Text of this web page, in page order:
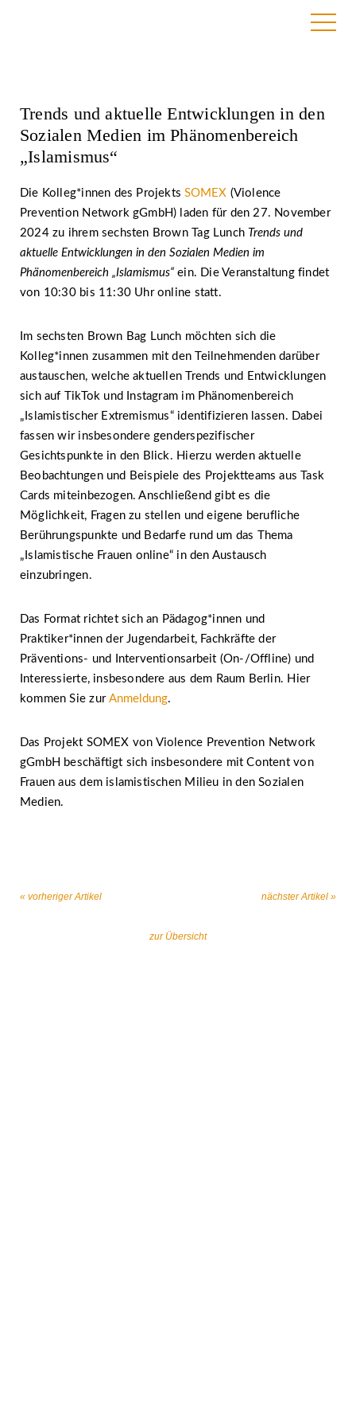
Trends und aktuelle Entwicklungen in den
Sozialen Medien im Phänomenbereich
„Islamismus“
Die Kolleg*innen des ProjektsSOMEX (Violence
Prevention Network gGmbH) laden für den 27. November
2024 zu ihrem sechsten Brown Tag Lunch Trends und
aktuelle Entwicklungen in den Sozialen Medien im
Phänomenbereich „Islamismus“ ein. Die Veranstaltung findet
von 10:30 bis 11:30 Uhr online statt.
Im sechsten Brown Bag Lunch möchten sich die
Kolleg*innen zusammen mit den Teilnehmenden darüber
austauschen, welche aktuellen Trends und Entwicklungen
sich auf TikTok und Instagram im Phänomenbereich
„Islamistischer Extremismus“ identifizieren lassen. Dabei
fassen wir insbesondere genderspezifischer
Gesichtspunkte in den Blick. Hierzu werden aktuelle
Beobachtungen und Beispiele des Projektteams aus Task
Cards miteinbezogen. Anschließend gibt es die
Möglichkeit, Fragen zu stellen und eigene berufliche
Berührungspunkte und Bedarfe rund um das Thema
„Islamistische Frauen online“ in den Austausch
einzubringen.
Das Format richtet sich an Pädagog*innen und
Praktiker*innen der Jugendarbeit, Fachkräfte der
Präventions- und Interventionsarbeit (On-/Offline) und
Interessierte, insbesondere aus dem Raum Berlin. Hier
kommen Sie zurAnmeldung.
Das Projekt SOMEX von Violence Prevention Network
gGmbH beschäftigt sich insbesondere mit Content von
Frauen aus dem islamistischen Milieu in den Sozialen
Medien.
« vorheriger Artikel
zur Übersicht
nächster Artikel »